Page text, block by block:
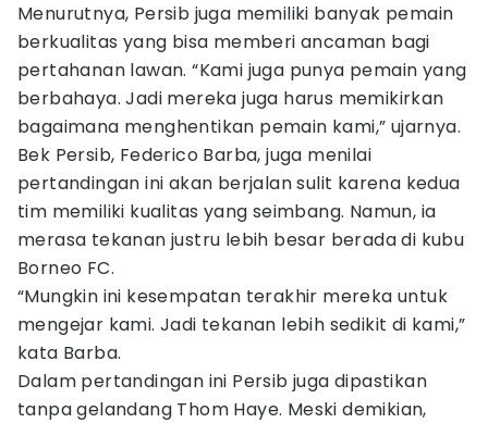
Menurutnya, Persib juga memiliki banyak pemain
berkualitas yang bisa memberi ancaman bagi
pertahanan lawan. “Kami juga punya pemain yang
berbahaya. Jadi mereka juga harus memikirkan
bagaimana menghentikan pemain kami,” ujarnya.
Bek Persib, Federico Barba, juga menilai
pertandingan ini akan berjalan sulit karena kedua
tim memiliki kualitas yang seimbang. Namun, ia
merasa tekanan justru lebih besar berada di kubu
Borneo FC.
“Mungkin ini kesempatan terakhir mereka untuk
mengejar kami. Jadi tekanan lebih sedikit di kami,”
kata Barba.
Dalam pertandingan ini Persib juga dipastikan
tanpa gelandang Thom Haye. Meski demikian,